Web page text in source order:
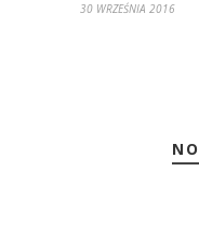
30 WRZEŚNIA 2016